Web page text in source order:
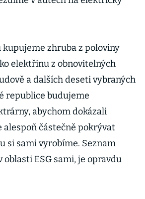
zhruba z poloviny
elektřinu z obnovitelných
a dalších deseti vybraných
republice budujeme
abychom dokázali
alespoň částečně pokrývat
si sami vyrobíme. Seznam
oblasti ESG sami, je opravdu